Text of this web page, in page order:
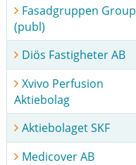
Fasadgruppen
(publ)
Diös Fastigheter AB
Xvivo Perfusion
Aktiebolag
Aktiebolaget SKF
Medicover AB